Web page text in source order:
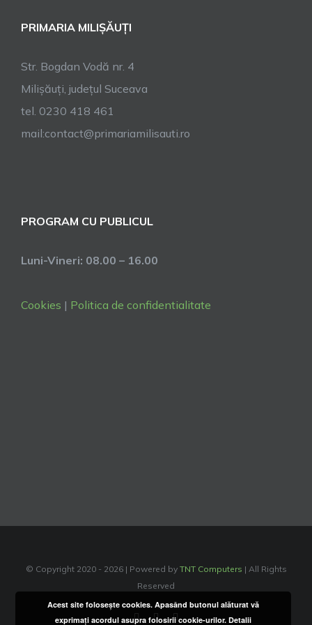
PRIMARIA MILIȘĂUȚI
Str. Bogdan Vodă nr. 4
Milișăuți, județul Suceava
tel. 0230 418 461
mail:contact@primariamilisauti.ro
PROGRAM CU PUBLICUL
Luni-Vineri: 08.00 – 16.00
Cookies | Politica de confidentialitate
© Copyright 2020 - 2026 | Powered by TNT Computers | All Rights
Reserved
FacebookInstagramYouTube
Acest site foloseşte cookies. Apasând butonul alăturat vă
exprimaţi acordul asupra folosirii cookie-urilor.Detalii